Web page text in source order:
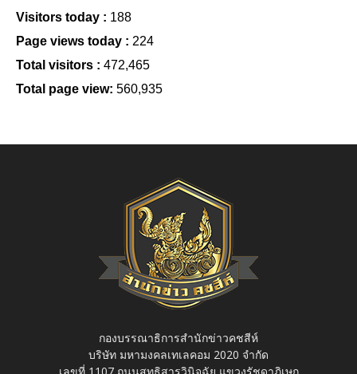
Visitors today : 188
Page views today : 224
Total visitors : 472,465
Total page view: 560,935
กองบรรณาธิการสำนักข่าวคชสีห์
บริษัท มหามงคลเทเลคอม 2020 จำกัด